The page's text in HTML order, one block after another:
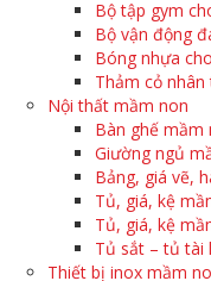
Bộ tập gym
Bộ vận động
Bóng nhựa
Thảm cỏ nhân
Nội thất mầm non
Bàn ghế mầm
Giường ngủ
Bảng, giá vẽ,
Tủ, giá, kệ
Tủ, giá, kệ
Tủ sắt – tủ tài
Thiết bị inox mầm